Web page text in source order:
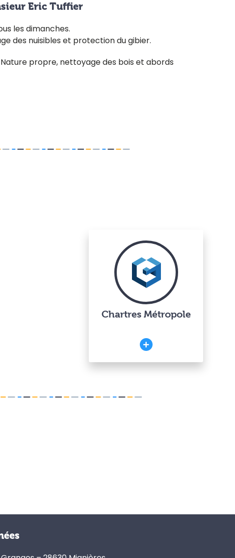
Eric Tuffier
les dimanches.
des nuisibles et protection du gibier.
propre, nettoyage des bois et abords
Chartres Métropole